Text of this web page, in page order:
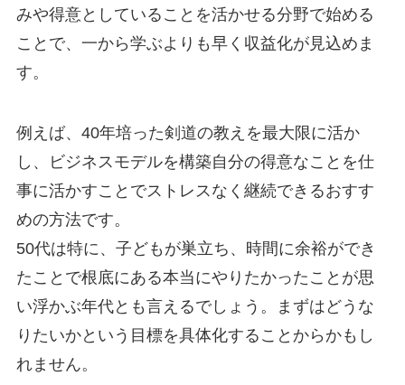
みや得意としていることを活かせる分野で始める
ことで、一から学ぶよりも早く収益化が見込めま
す。
例えば、40年培った剣道の教えを最大限に活か
し、ビジネスモデルを構築自分の得意なことを仕
事に活かすことでストレスなく継続できるおすす
めの方法です。
50代は特に、子どもが巣立ち、時間に余裕ができ
たことで根底にある本当にやりたかったことが思
い浮かぶ年代とも言えるでしょう。まずはどうな
りたいかという目標を具体化することからかもし
れません。